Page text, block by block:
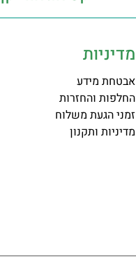
מדיניות
אבטחת מידע
החלפות והחזרות
זמני הגעת משלוח
מדיניות ותקנון